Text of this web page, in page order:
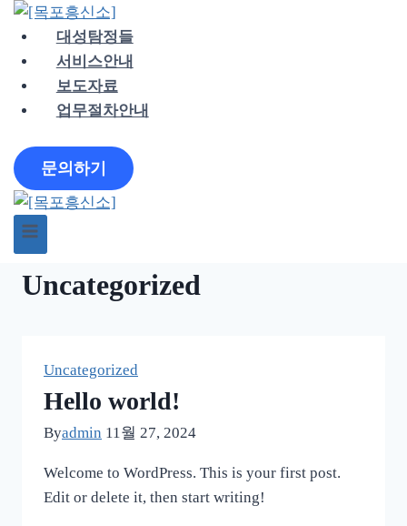
Skip
content
대성탐정들
서비스안내
보도자료
업무절차안내
문의하기
Uncategorized
Uncategorized
Hello world!
Byadmin 11월 27, 2024
Welcome to WordPress. This is your first post.
Edit or delete it, then start writing!